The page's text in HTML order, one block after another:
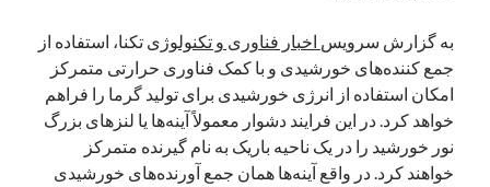
آخرین دیدگاه‌ها
یک نویسنده دیدگاه وردپرسدر تعمیرات تخصصی فیس آیدی
به گزارش سرویس اخبار فناوری و تکنولوژی تکنا، استفاده از
جمع کننده‌های خورشیدی و با کمک فناوری حرارتی متمرکز
امکان استفاده از انرژی خورشیدی برای تولید گرما را فراهم
خواهد کرد. در این فرایند دشوار معمولاً آینه‌ها یا لنزهای بزرگ
نور خورشید را در یک ناحیه باریک به نام گیرنده متمرکز
خواهند کرد. در واقع آینه‌ها همان جمع آورنده‌های خورشیدی